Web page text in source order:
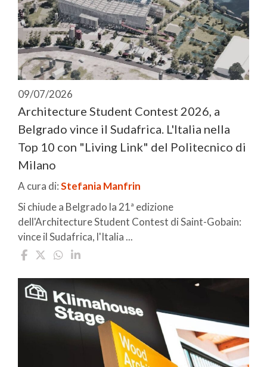
09/07/2026
Architecture Student Contest 2026, a
Belgrado vince il Sudafrica. L'Italia nella
Top 10 con "Living Link" del Politecnico di
Milano
A cura di:Stefania Manfrin
Si chiude a Belgrado la 21ª edizione
dell'Architecture Student Contest di Saint-Gobain:
vince il Sudafrica, l'Italia ...